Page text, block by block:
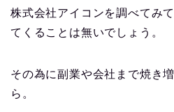
株式会社アイコンを調べてみ
てくることは無いでしょう。
その為に副業や会社まで焼き
ら。